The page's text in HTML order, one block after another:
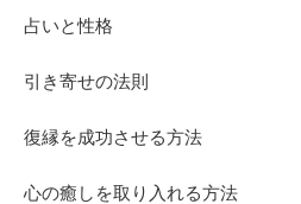
占いと性格
引き寄せの法則
復縁を成功させる方法
心の癒しを取り入れる方法